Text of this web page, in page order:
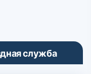
служба